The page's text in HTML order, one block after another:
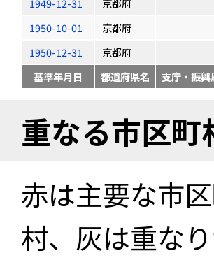
1949-12-31
京都府
1950-10-01
京都府
1950-12-31
京都府
基準年月日
都道府県名 支庁・振興
重なる市区
赤は主要な市
村、灰は重な